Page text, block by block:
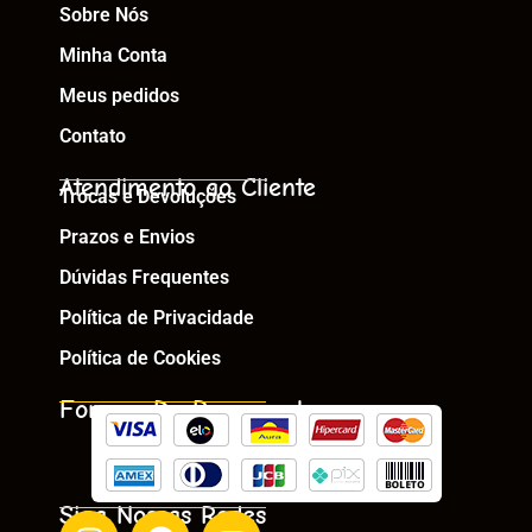
Sobre Nós
Minha Conta
Meus pedidos
Contato
Atendimento ao Cliente
Trocas e Devoluções
Prazos e Envios
Dúvidas Frequentes
Política de Privacidade
Política de Cookies
Formas De Pagamento
Siga Nossas Redes